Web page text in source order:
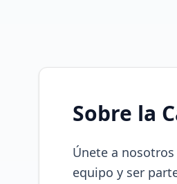
Sobre la
Únete a
equipo y ser